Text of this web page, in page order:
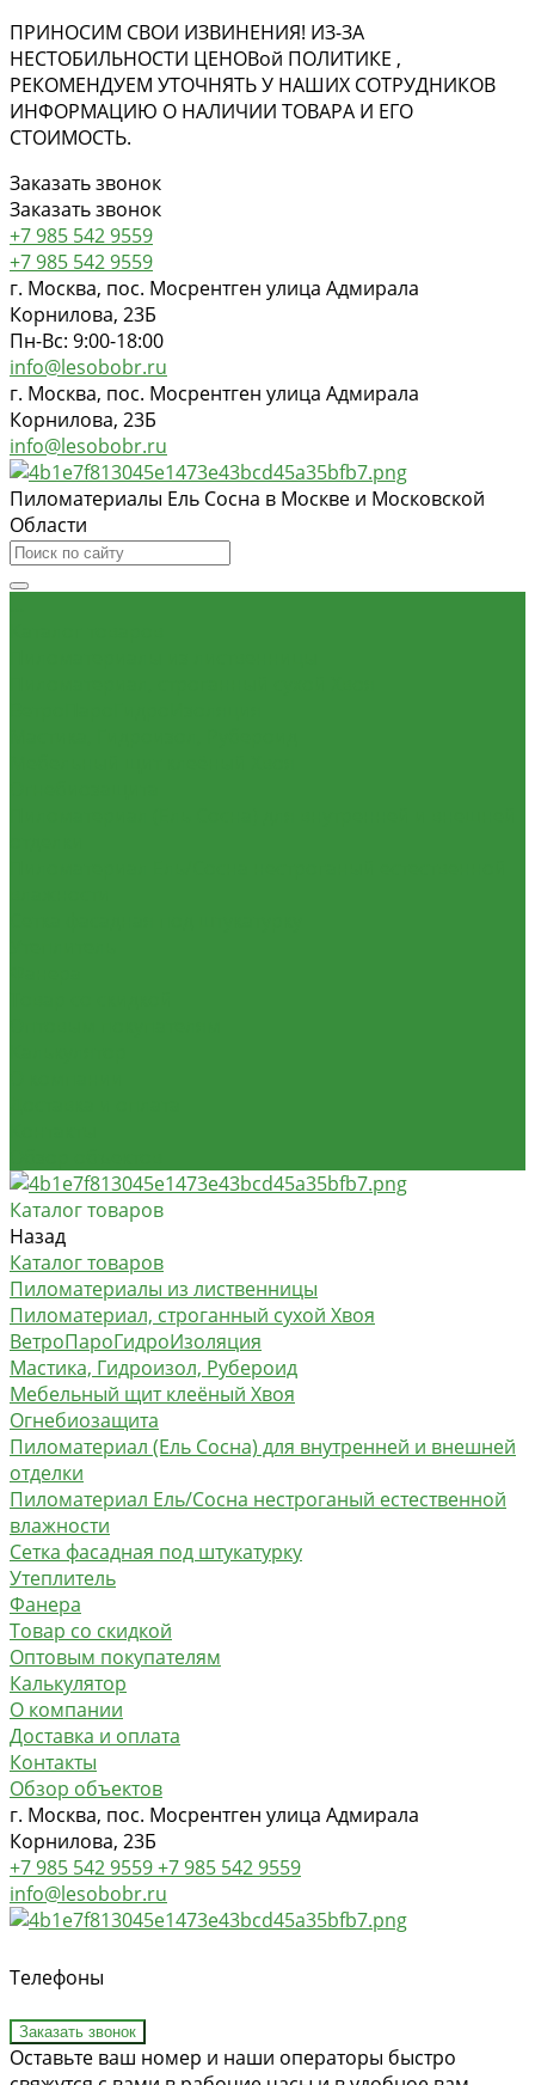
ПРИНОСИМ СВОИ ИЗВИНЕНИЯ! ИЗ-ЗА
НЕСТОБИЛЬНОСТИ ЦЕНОВой ПОЛИТИКЕ ,
РЕКОМЕНДУЕМ УТОЧНЯТЬ У НАШИХ СОТРУДНИКОВ
ИНФОРМАЦИЮ О НАЛИЧИИ ТОВАРА И ЕГО
СТОИМОСТЬ.
Заказать звонок
Заказать звонок
+7 985 542 9559
+7 985 542 9559
г. Москва, пос. Мосрентген улица Адмирала
Корнилова, 23Б
Пн-Вс: 9:00-18:00
info@lesobobr.ru
г. Москва, пос. Мосрентген улица Адмирала
Корнилова, 23Б
info@lesobobr.ru
Пиломатериалы Ель Сосна в Москве и Московской
Области
Каталог товаров
Назад
Каталог товаров
Пиломатериалы из лиственницы
Пиломатериал, строганный сухой Хвоя
ВетроПароГидроИзоляция
Мастика, Гидроизол, Рубероид
Мебельный щит клеёный Хвоя
Огнебиозащита
Пиломатериал (Ель Сосна) для внутренней и внешней
отделки
Пиломатериал Ель/Сосна нестроганый естественной
влажности
Сетка фасадная под штукатурку
Утеплитель
Фанера
Товар со скидкой
Оптовым покупателям
Калькулятор
О компании
Доставка и оплата
Контакты
Обзор объектов
г. Москва, пос. Мосрентген улица Адмирала
Корнилова, 23Б
+7 985 542 9559+7 985 542 9559
info@lesobobr.ru
Телефоны
Заказать звонок
Оставьте ваш номер и наши операторы быстро